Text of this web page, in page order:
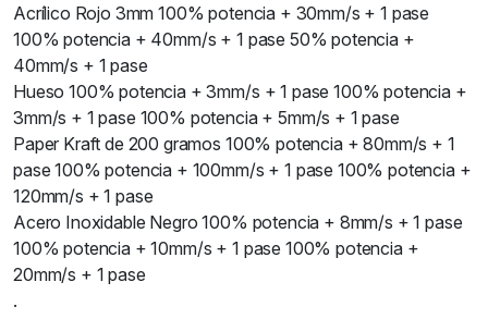
Acrílico Rojo 3mm 100% potencia + 30mm/s + 1 pase
100% potencia + 40mm/s + 1 pase 50% potencia +
40mm/s + 1 pase
Hueso 100% potencia + 3mm/s + 1 pase 100% potencia +
3mm/s + 1 pase 100% potencia + 5mm/s + 1 pase
Paper Kraft de 200 gramos 100% potencia + 80mm/s + 1
pase 100% potencia + 100mm/s + 1 pase 100% potencia +
120mm/s + 1 pase
Acero Inoxidable Negro 100% potencia + 8mm/s + 1 pase
100% potencia + 10mm/s + 1 pase 100% potencia +
20mm/s + 1 pase
.